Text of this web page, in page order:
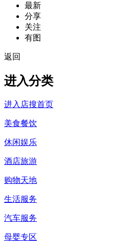
最新
分享
关注
有图
返回
进入分类
进入店搜首页
美食餐饮
休闲娱乐
酒店旅游
购物天地
生活服务
汽车服务
母婴专区